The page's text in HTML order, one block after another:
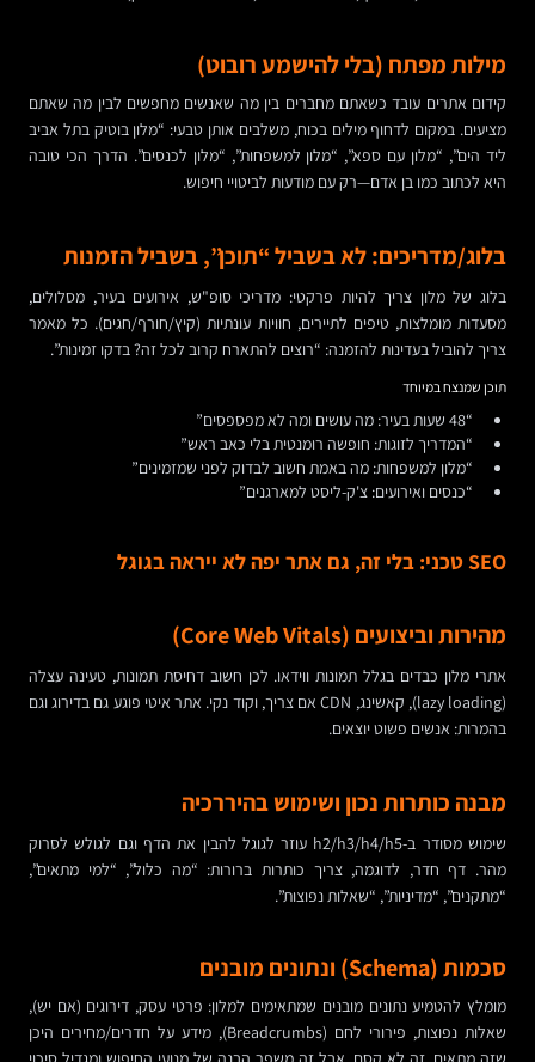
מילות מפתח (בלי להישמע רובוט)
קידום אתרים עובד כשאתם מחברים בין מה שאנשים מחפשים לבין מה שאתם
מציעים. במקום לדחוף מילים בכוח, משלבים אותן טבעי: “מלון בוטיק בתל אביב
ליד הים”, “מלון עם ספא”, “מלון למשפחות”, “מלון לכנסים”. הדרך הכי טובה
היא לכתוב כמו בן אדם—רק עם מודעות לביטויי חיפוש.
בלוג/מדריכים: לא בשביל “תוכן”, בשביל הזמנות
בלוג של מלון צריך להיות פרקטי: מדריכי סופ"ש, אירועים בעיר, מסלולים,
מסעדות מומלצות, טיפים לתיירים, חוויות עונתיות (קיץ/חורף/חגים). כל מאמר
צריך להוביל בעדינות להזמנה: “רוצים להתארח קרוב לכל זה? בדקו זמינות”.
תוכן שמנצח במיוחד
“48 שעות בעיר: מה עושים ומה לא מפספסים”
“המדריך לזוגות: חופשה רומנטית בלי כאב ראש”
“מלון למשפחות: מה באמת חשוב לבדוק לפני שמזמינים”
“כנסים ואירועים: צ'ק-ליסט למארגנים”
SEO טכני: בלי זה, גם אתר יפה לא ייראה בגוגל
מהירות וביצועים (Core Web Vitals)
אתרי מלון כבדים בגלל תמונות ווידאו. לכן חשוב דחיסת תמונות, טעינה עצלה
(lazy loading), קאשינג, CDN אם צריך, וקוד נקי. אתר איטי פוגע גם בדירוג וגם
בהמרות: אנשים פשוט יוצאים.
מבנה כותרות נכון ושימוש בהיררכיה
שימוש מסודר ב-h2/h3/h4/h5 עוזר לגוגל להבין את הדף וגם לגולש לסרוק
מהר. דף חדר, לדוגמה, צריך כותרות ברורות: “מה כלול”, “למי מתאים”,
“מתקנים”, “מדיניות”, “שאלות נפוצות”.
סכמות (Schema) ונתונים מובנים
מומלץ להטמיע נתונים מובנים שמתאימים למלון: פרטי עסק, דירוגים (אם יש),
שאלות נפוצות, פירורי לחם (Breadcrumbs), מידע על חדרים/מחירים היכן